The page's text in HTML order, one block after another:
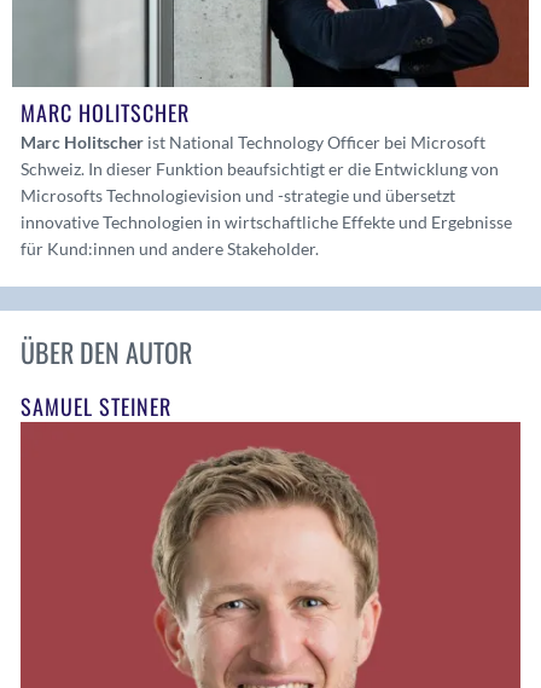
MARC HOLITSCHER
Marc Holitscher ist National Technology Officer bei Microsoft
Schweiz. In dieser Funktion beaufsichtigt er die Entwicklung von
Microsofts Technologievision und -strategie und übersetzt
innovative Technologien in wirtschaftliche Effekte und Ergebnisse
für Kund:innen und andere Stakeholder.
ÜBER DEN AUTOR
SAMUEL STEINER